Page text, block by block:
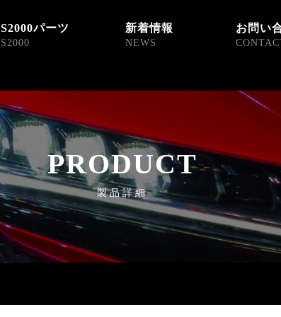
S2000パーツ
S2000
新着情報
NEWS
お問い
PRODUCT
製品詳細